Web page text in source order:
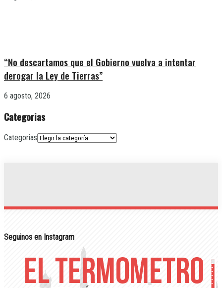
“No descartamos que el Gobierno vuelva a intentar
derogar la Ley de Tierras”
6 agosto, 2026
Categorias
Categorias
Seguinos en Instagram